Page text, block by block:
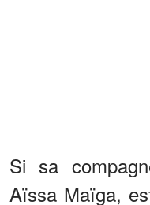
Si sa
Aïssa Maïga,